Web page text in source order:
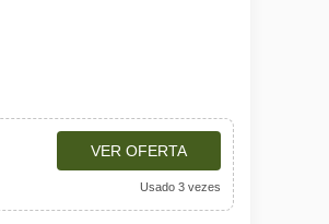
VER OFERTA
Usado 3 vezes